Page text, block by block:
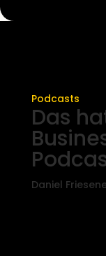
Podcasts
Das
Daniel